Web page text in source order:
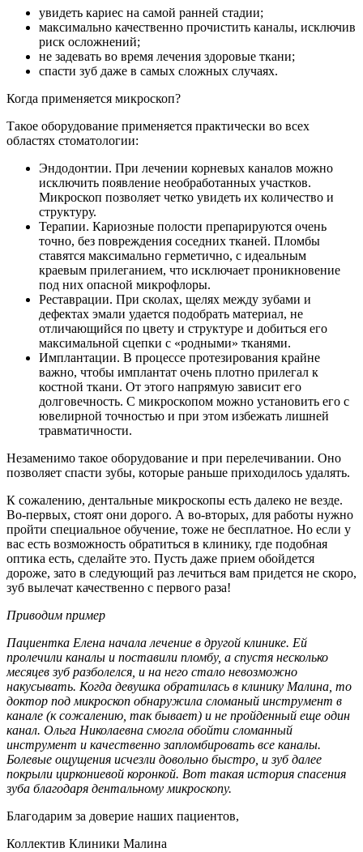
увидеть кариес на самой ранней стадии;
максимально качественно прочистить каналы, исключив
риск осложнений;
не задевать во время лечения здоровые ткани;
спасти зуб даже в самых сложных случаях.
Когда применяется микроскоп?
Такое оборудование применяется практически во всех
областях стоматологии:
Эндодонтии. При лечении корневых каналов можно
исключить появление необработанных участков.
Микроскоп позволяет четко увидеть их количество и
структуру.
Терапии. Кариозные полости препарируются очень
точно, без повреждения соседних тканей. Пломбы
ставятся максимально герметично, с идеальным
краевым прилеганием, что исключает проникновение
под них опасной микрофлоры.
Реставрации. При сколах, щелях между зубами и
дефектах эмали удается подобрать материал, не
отличающийся по цвету и структуре и добиться его
максимальной сцепки с «родными» тканями.
Имплантации. В процессе протезирования крайне
важно, чтобы имплантат очень плотно прилегал к
костной ткани. От этого напрямую зависит его
долговечность. С микроскопом можно установить его с
ювелирной точностью и при этом избежать лишней
травматичности.
Незаменимо такое оборудование и при перелечивании. Оно
позволяет спасти зубы, которые раньше приходилось удалять.
К сожалению, дентальные микроскопы есть далеко не везде.
Во-первых, стоят они дорого. А во-вторых, для работы нужно
пройти специальное обучение, тоже не бесплатное. Но если у
вас есть возможность обратиться в клинику, где подобная
оптика есть, сделайте это. Пусть даже прием обойдется
дороже, зато в следующий раз лечиться вам придется не скоро,
зуб вылечат качественно с первого раза!
Приводим пример
Пациентка Елена начала лечение в другой клинике. Ей
пролечили каналы и поставили пломбу, а спустя несколько
месяцев зуб разболелся, и на него стало невозможно
накусывать. Когда девушка обратилась в клинику Малина, то
доктор под микроскоп обнаружила сломаный инструмент в
канале (к сожалению, так бывает) и не пройденный еще один
канал. Ольга Николаевна смогла обойти сломанный
инструмент и качественно запломбировать все каналы.
Болевые ощущения исчезли довольно быстро, и зуб далее
покрыли циркониевой коронкой. Вот такая история спасения
зуба благодаря дентальному микроскопу.
Благодарим за доверие наших пациентов,
Коллектив Клиники Малина